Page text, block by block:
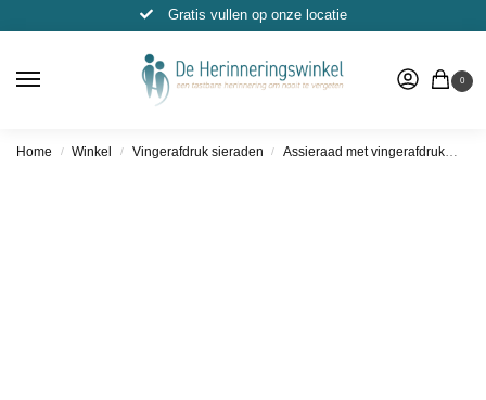
Gratis vullen op onze locatie
0
Home / Winkel / Vingerafdruk sieraden / Assieraad met vingerafdruk